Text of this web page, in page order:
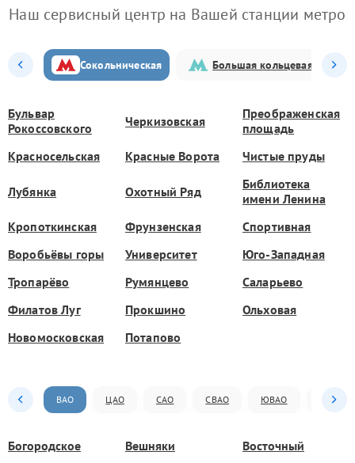
Наш сервисный центр на Вашей станции метро
Сокольническая Большая кольцевая
Бульвар
Рокоссовского
Черкизовская
Преображенская
площадь
Красносельская
Красные Ворота Чистые пруды
Лубянка Охотный Ряд
Библиотека
имени Ленина
Кропоткинская
Фрунзенская
Спортивная
Воробьёвы горы
Университет
Юго-Западная
Тропарёво
Румянцево
Саларьево
Филатов Луг
Прокшино
Ольховая
Новомосковская
Потапово
ВАО ЦАО САО СВАО ЮВАО ЮАО
Богородское Вешняки
Восточный